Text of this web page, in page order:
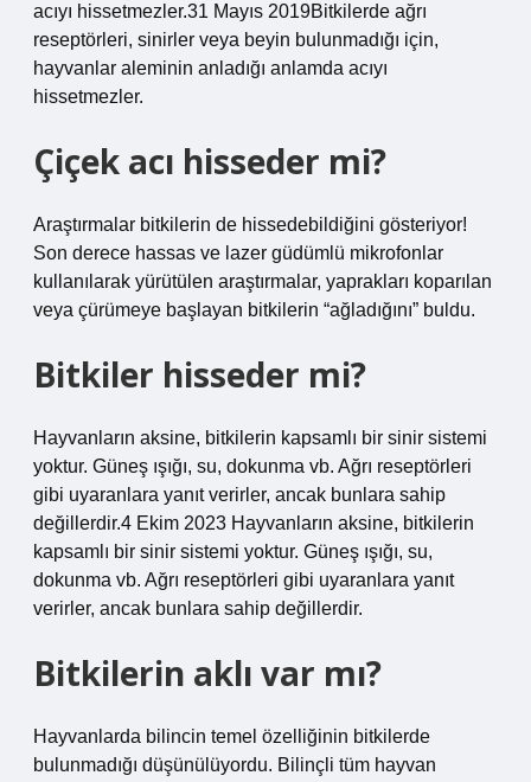
acıyı hissetmezler.31 Mayıs 2019Bitkilerde ağrı
reseptörleri, sinirler veya beyin bulunmadığı için,
hayvanlar aleminin anladığı anlamda acıyı
hissetmezler.
Çiçek acı hisseder mi?
Araştırmalar bitkilerin de hissedebildiğini gösteriyor!
Son derece hassas ve lazer güdümlü mikrofonlar
kullanılarak yürütülen araştırmalar, yaprakları koparılan
veya çürümeye başlayan bitkilerin “ağladığını” buldu.
Bitkiler hisseder mi?
Hayvanların aksine, bitkilerin kapsamlı bir sinir sistemi
yoktur. Güneş ışığı, su, dokunma vb. Ağrı reseptörleri
gibi uyaranlara yanıt verirler, ancak bunlara sahip
değillerdir.4 Ekim 2023 Hayvanların aksine, bitkilerin
kapsamlı bir sinir sistemi yoktur. Güneş ışığı, su,
dokunma vb. Ağrı reseptörleri gibi uyaranlara yanıt
verirler, ancak bunlara sahip değillerdir.
Bitkilerin aklı var mı?
Hayvanlarda bilincin temel özelliğinin bitkilerde
bulunmadığı düşünülüyordu. Bilinçli tüm hayvan